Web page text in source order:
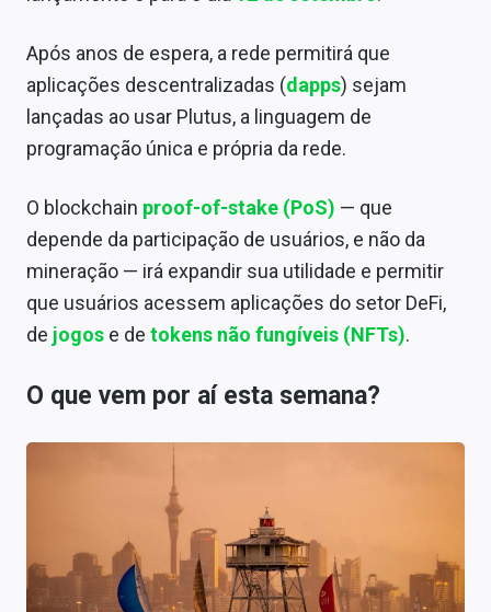
Após anos de espera, a rede permitirá que
aplicações descentralizadas (dapps) sejam
lançadas ao usar Plutus, a linguagem de
programação única e própria da rede.
O blockchain proof-of-stake (PoS) — que
depende da participação de usuários, e não da
mineração — irá expandir sua utilidade e permitir
que usuários acessem aplicações do setor DeFi,
de jogos e de tokens não fungíveis (NFTs).
O que vem por aí esta semana?